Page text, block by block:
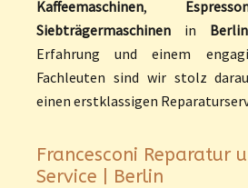
Kaffeemaschinen,
Siebträgermaschinen in Berlin
Erfahrung und einem
Fachleuten sind wir stolz
einen erstklassigen
Francesconi Reparatur
Service | Berlin